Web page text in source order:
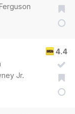
4.4
Jr.